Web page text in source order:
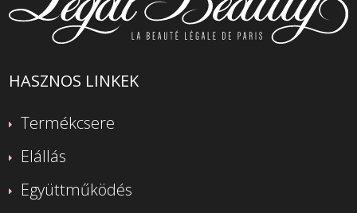
HASZNOS LINKEK
Termékcsere
Elállás
Együttműködés